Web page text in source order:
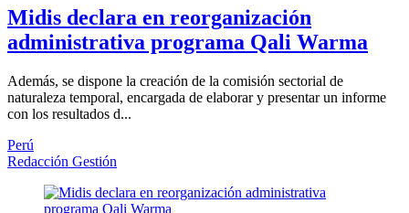
Midis declara en reorganización
administrativa programa Qali Warma
Además, se dispone la creación de la comisión sectorial de
naturaleza temporal, encargada de elaborar y presentar un informe
con los resultados d...
Perú
Redacción Gestión